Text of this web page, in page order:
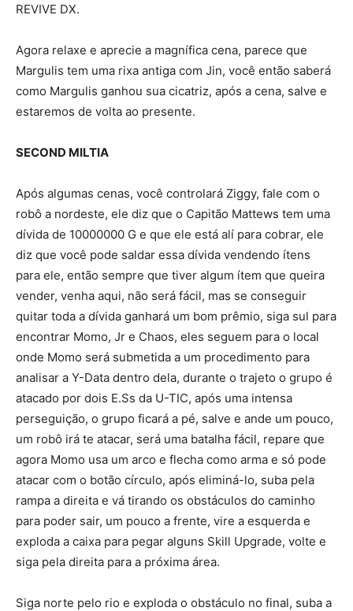
REVIVE DX.
Agora relaxe e aprecie a magnífica cena, parece que
Margulis tem uma rixa antiga com Jin, você então saberá
como Margulis ganhou sua cicatriz, após a cena, salve e
estaremos de volta ao presente.
SECOND MILTIA
Após algumas cenas, você controlará Ziggy, fale com o
robô a nordeste, ele diz que o Capitão Mattews tem uma
dívida de 10000000 G e que ele está alí para cobrar, ele
diz que você pode saldar essa dívida vendendo ítens
para ele, então sempre que tiver algum ítem que queira
vender, venha aqui, não será fácil, mas se conseguir
quitar toda a dívida ganhará um bom prêmio, siga sul para
encontrar Momo, Jr e Chaos, eles seguem para o local
onde Momo será submetida a um procedimento para
analisar a Y-Data dentro dela, durante o trajeto o grupo é
atacado por dois E.Ss da U-TIC, após uma intensa
perseguição, o grupo ficará a pé, salve e ande um pouco,
um robô irá te atacar, será uma batalha fácil, repare que
agora Momo usa um arco e flecha como arma e só pode
atacar com o botão círculo, após eliminá-lo, suba pela
rampa a direita e vá tirando os obstáculos do caminho
para poder sair, um pouco a frente, vire a esquerda e
exploda a caixa para pegar alguns Skill Upgrade, volte e
siga pela direita para a próxima área.
Siga norte pelo rio e exploda o obstáculo no final, suba a